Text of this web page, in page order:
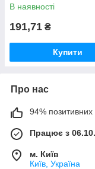
В наявності
191,71 ₴
Купити
Про нас
94% позитивних
Працює з
м. Київ
Київ, Україна